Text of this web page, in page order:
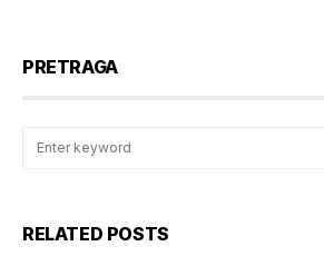
PRETRAGA
RELATED POSTS